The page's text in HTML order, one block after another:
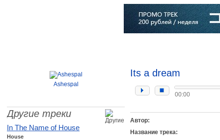
Ashespal
Другие треки
In The Name of House
House
Its a dream
00:00
Автор:
Название трека: